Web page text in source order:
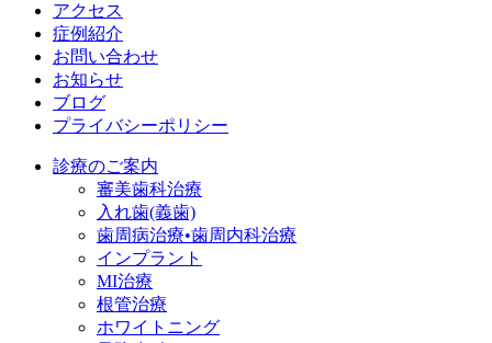
アクセス
症例紹介
お問い合わせ
お知らせ
ブログ
プライバシーポリシー
診療のご案内
審美歯科治療
入れ歯(義歯)
歯周病治療•歯周内科治療
インプラント
MI治療
根管治療
ホワイトニング